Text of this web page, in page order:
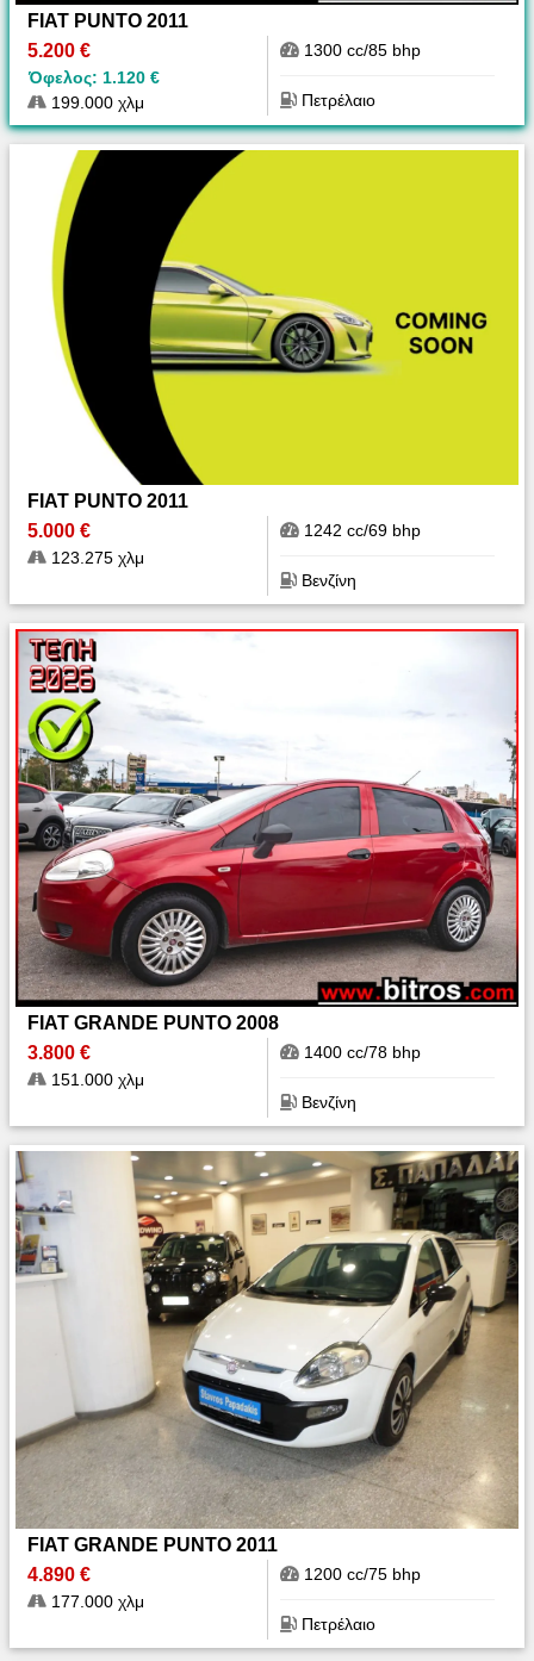
FIAT PUNTO 2011
5.200 €
Όφελος: 1.120 €
199.000 χλμ
1300 cc/85 bhp
Πετρέλαιο
FIAT PUNTO 2011
5.000 €
123.275 χλμ
1242 cc/69 bhp
Βενζίνη
FIAT GRANDE PUNTO 2008
3.800 €
151.000 χλμ
1400 cc/78 bhp
Βενζίνη
FIAT GRANDE PUNTO 2011
4.890 €
177.000 χλμ
1200 cc/75 bhp
Πετρέλαιο